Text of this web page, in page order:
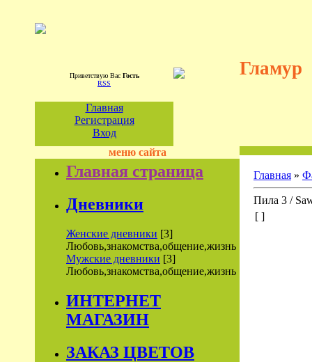
Приветствую Вас Гость
RSS
Гламур
Главная
Регистрация
Вход
меню сайта
Главная страница
Дневники
Женские дневники [3]
Любовь,знакомства,общение,жизнь
Мужские дневники [3]
Любовь,знакомства,общение,жизнь
ИНТЕРНЕТ
МАГАЗИН
ЗАКАЗ ЦВЕТОВ
Главная »
Пила 3 /
[ ]